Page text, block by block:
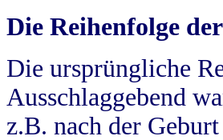
Die Reihenfolge
Die ursprüngliche
Ausschlaggebend
z.B. nach der